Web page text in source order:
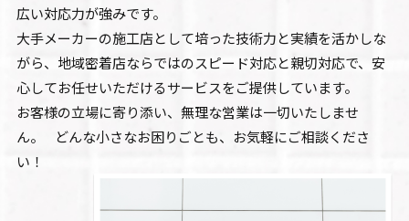
広い対応力が強みです。
大手メーカーの施工店として培った技術力と実績を活かしな
がら、地域密着店ならではのスピード対応と親切対応で、安
心してお任せいただけるサービスをご提供しています。
お客様の立場に寄り添い、無理な営業は一切いたしませ
ん。 どんな小さなお困りごとも、お気軽にご相談くださ
い！